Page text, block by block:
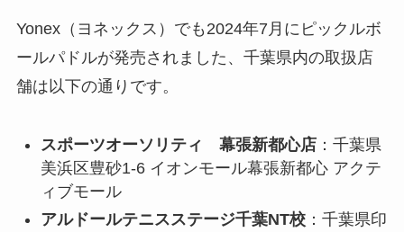
Yonex（ヨネックス）でも2024年7月にピックルボ
ールパドルが発売されました、千葉県内の取扱店
舗は以下の通りです。
スポーツオーソリティ 幕張新都心店：千葉県
美浜区豊砂1-6 イオンモール幕張新都心 アクテ
ィブモール
アルドールテニスステージ千葉NT校：千葉県印